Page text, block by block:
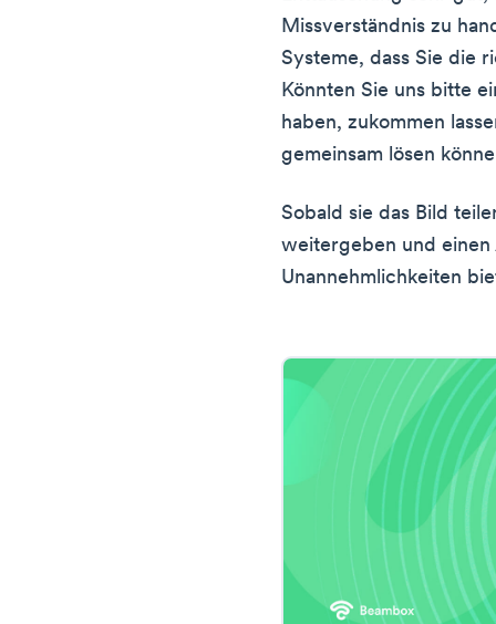
Missverständnis zu
Systeme, dass Sie die
Könnten Sie uns bitte
haben, zukommen
gemeinsam lösen
Sobald sie das Bild
weitergeben und
Unannehmlichkeiten